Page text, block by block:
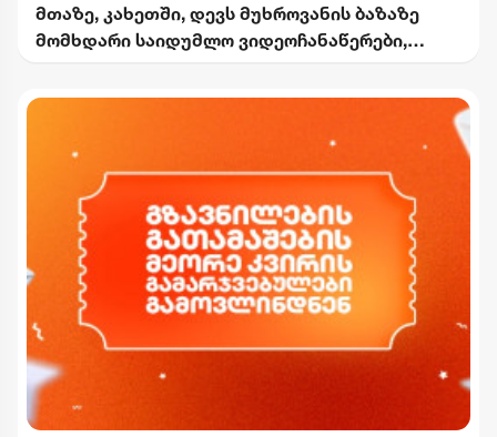
მთაზე, კახეთში, დევს მუხროვანის ბაზაზე
მომხდარი საიდუმლო ვიდეოჩანაწერები,